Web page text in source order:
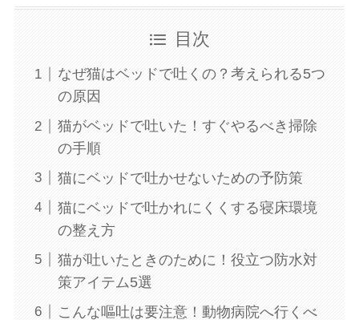
目次
なぜ猫はベッドで吐くの？考えられる5つ
の原因
猫がベッドで吐いた！すぐやるべき掃除
の手順
猫にベッドで吐かせないための予防策
猫にベッドで吐かれにくくする寝床環境
の整え方
猫が吐いたときのために！役立つ防水対
策アイテム5選
こんな嘔吐は要注意！動物病院へ行くべ